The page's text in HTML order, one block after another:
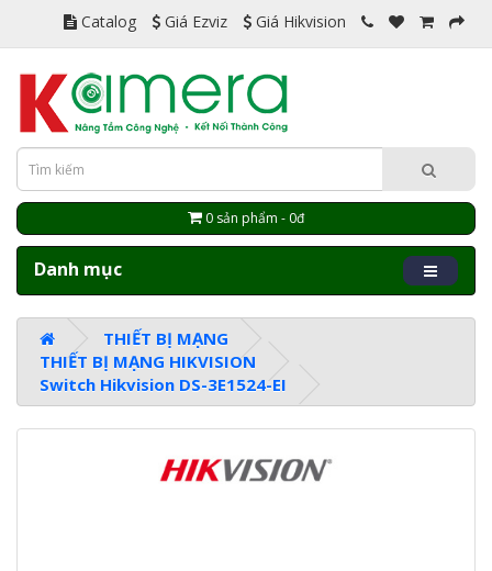
Catalog Giá Ezviz Giá Hikvision
0 sản phẩm - 0đ
Danh mục
THIẾT BỊ MẠNG
THIẾT BỊ MẠNG HIKVISION
Switch Hikvision DS-3E1524-EI